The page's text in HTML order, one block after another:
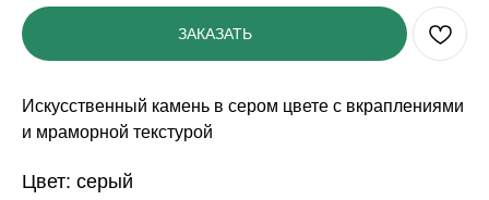
ЗАКАЗАТЬ
Искусственный камень в сером цвете с вкраплениями
и мраморной текстурой
Цвет: серый